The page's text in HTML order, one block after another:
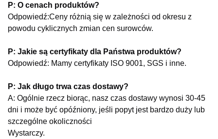
P: O cenach produktów?
Odpowiedź:Ceny różnią się w zależności od okresu z
powodu cyklicznych zmian cen surowców.
P: Jakie są certyfikaty dla Państwa produktów?
Odpowiedź: Mamy certyfikaty ISO 9001, SGS i inne.
P: Jak długo trwa czas dostawy?
A: Ogólnie rzecz biorąc, nasz czas dostawy wynosi 30-45
dni i może być opóźniony, jeśli popyt jest bardzo duży lub
szczególne okoliczności
Wystarczy.